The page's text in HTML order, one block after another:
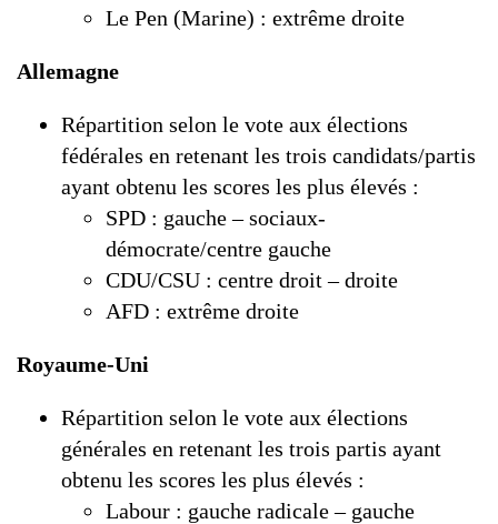
Le Pen (Marine) : extrême droite
Allemagne
Répartition selon le vote aux élections
fédérales en retenant les trois candidats/partis
ayant obtenu les scores les plus élevés :
SPD : gauche – sociaux-
démocrate/centre gauche
CDU/CSU : centre droit – droite
AFD : extrême droite
Royaume-Uni
Répartition selon le vote aux élections
générales en retenant les trois partis ayant
obtenu les scores les plus élevés :
Labour : gauche radicale – gauche